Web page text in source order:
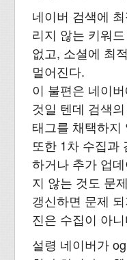
네이버 검색에
리지 않는 키워
없고, 소셜에 최
멀어진다.
이 불편은 네이
것일 텐데 검색
태그를 채택하지
또한 1차 수집과
하거나 추가 업
지 않는 것도 문
갱신하면 문제
진은 수집이 아
설령 네이버가